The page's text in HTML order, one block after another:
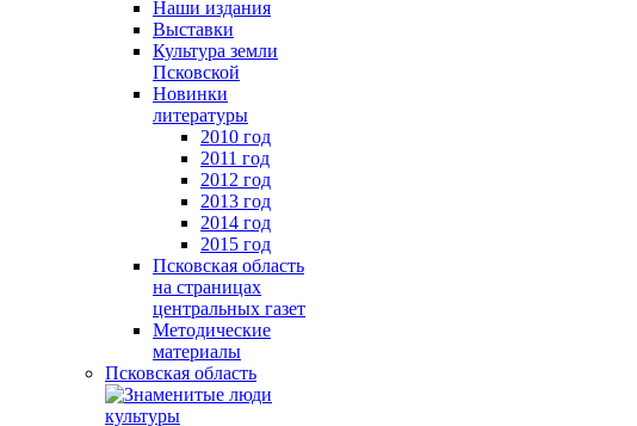
Наши издания
Выставки
Культура земли
Псковской
Новинки
литературы
2010 год
2011 год
2012 год
2013 год
2014 год
2015 год
Псковская область
на страницах
центральных газет
Методические
материалы
Псковская область